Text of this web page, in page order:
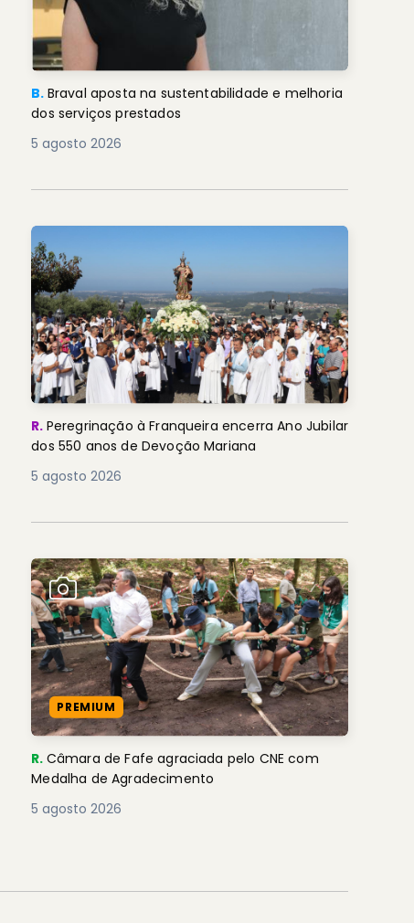
B. Braval aposta na sustentabilidade e melhoria
dos serviços prestados
5 agosto 2026
R. Peregrinação à Franqueira encerra Ano Jubilar
dos 550 anos de Devoção Mariana
5 agosto 2026
PREMIUM
R. Câmara de Fafe agraciada pelo CNE com
Medalha de Agradecimento
5 agosto 2026